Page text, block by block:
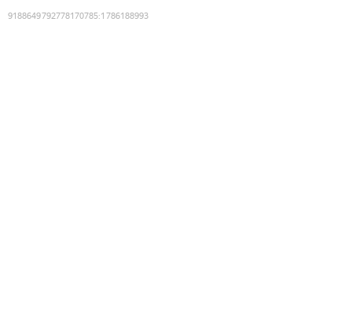
9188649792778170785:1786188993